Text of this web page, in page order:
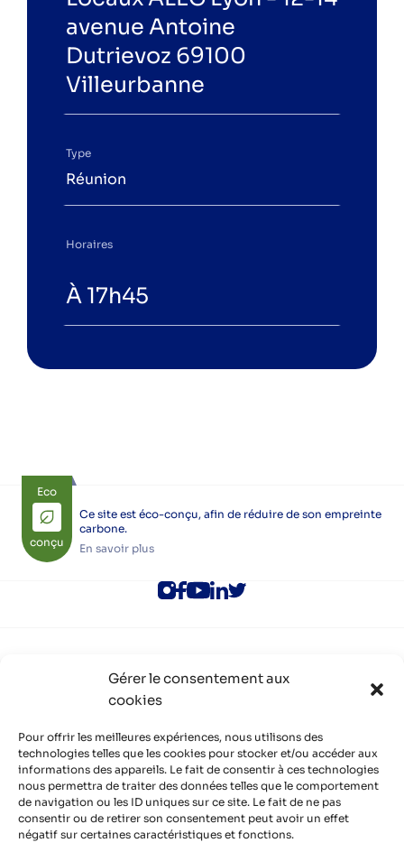
Gérer le consentement aux
cookies
Pour offrir les meilleures expériences, nous utilisons des
technologies telles que les cookies pour stocker et/ou accéder aux
informations des appareils. Le fait de consentir à ces technologies
nous permettra de traiter des données telles que le comportement
de navigation ou les ID uniques sur ce site. Le fait de ne pas
consentir ou de retirer son consentement peut avoir un effet
négatif sur certaines caractéristiques et fonctions.
avenue Antoine
Dutrievoz 69100
Villeurbanne
Type
Réunion
Horaires
À 17h45
Eco
conçu
Ce site est éco-conçu, afin de réduire de son empreinte
carbone.
En savoir plus
Rejoindre l’ALEC Lyon
Adhérer à l’ALEC Lyon
Politique de cookies (UE)
Partenaires
Découvrir nos partenaires, réseaux, soutiens
Infos pratiques
Mentions légales
Politique de confidentialité
Contact